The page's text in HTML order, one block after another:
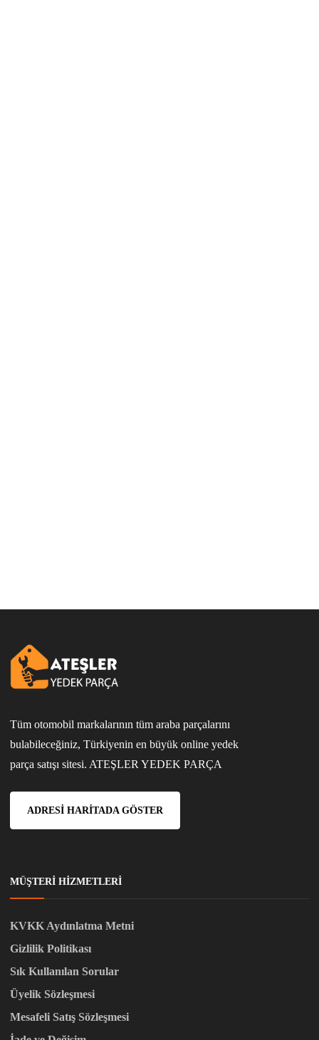
Tüm otomobil markalarının tüm araba parçalarını
bulabileceğiniz, Türkiyenin en büyük online yedek
parça satışı sitesi. ATEŞLER YEDEK PARÇA
ADRESI HARITADA GÖSTER
MÜŞTERI HIZMETLERI
KVKK Aydınlatma Metni
Gizlilik Politikası
Sık Kullanılan Sorular
Üyelik Sözleşmesi
Mesafeli Satış Sözleşmesi